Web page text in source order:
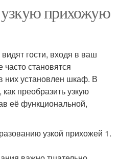
узкую прихожую
гости, входя в ваш
становятся
них установлен шкаф. В
преобразить узкую
её функциональной,
узкой прихожей 1.